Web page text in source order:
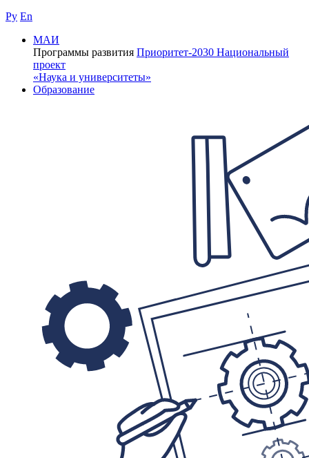
Ру En
МАИ
Программы развития Приоритет-2030 Национальный
проект
«Наука и университеты»
Образование